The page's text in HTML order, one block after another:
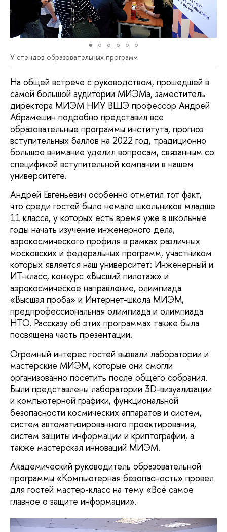
У стендов образовательных программ
На общей встрече с руководством, прошедшей в
самой большой аудитории МИЭМа, заместитель
директора МИЭМ НИУ ВШЭ профессор Андрей
Абрамешин подробно представил все
образовательные программы института, прогноз
вступительных баллов на 2022 год, традиционно
большое внимание уделил вопросам, связанным со
спецификой вступительной компании в нашем
университете.
Андрей Евгеньевич особенно отметил тот факт,
что среди гостей было немало школьников младше
11 класса, у которых есть время уже в школьные
годы начать изучение инженерного дела,
аэрокосмического профиля в рамках различных
московских и федеральных программ, участником
которых является наш университет: Инженерный и
ИТ-класс, конкурс «Высший пилотаж» и
аэрокосмическое направление, олимпиада
«Высшая проба» и Интернет-школа МИЭМ,
предпрофессиональная олимпиада и олимпиада
НТО. Рассказу об этих программах также была
посвящена часть презентации.
Огромный интерес гостей вызвали лаборатории и
мастерские МИЭМ, которые они смогли
организованно посетить после общего собрания.
Были представлены лаборатории 3D-визуализации
и компьютерной графики, функциональной
безопасности космических аппаратов и систем,
систем автоматизированного проектирования,
систем защиты информации и криптографии, а
также мастерская инноваций МИЭМ.
Академический руководитель образовательной
программы «Компьютерная безопасность» провел
для гостей мастер-класс на тему «Всё самое
главное о защите информации».